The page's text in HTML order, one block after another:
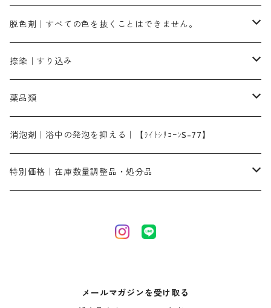
染料一覧ー500g入り
1kg
ピンクMB｜ピンク色
ローズMB｜鮮やかなピンク色）
スカイブルーMG｜緑みの空色
ターキスブルーHNG｜緑みの空色
ブラックMG（青みの黒色）
ネオホワイトR
片羽刷毛
洋型紙9番手｜中薄口｜約54cm×110cm
伸子
型洗いブラシ
芒硝｜綿・麻の染色に使用する。
アゾリン200％｜綿・麻・絹・羊毛・ナイロンの染色
レオニールEHC｜反応染料用
染料の浸透剤
ソルバライトS-70｜各種繊維の浸し染めに使用可能
染料の定着向上剤
ライトフィックスAコンク｜綿・麻もしくは直接染料で染めた素材
シルクフィックス３A｜絹の染料定着向上剤
アルカリ剤｜反応染料用
ソーダ灰
染料溶解剤
セレナゾールPDN｜各種染料の染料溶解剤
ネオポールB－300｜反応染料のソーピング剤
仕上げ剤｜柔軟・平滑剤
白場汚染防止剤
カルボキシメチルセルロース（CMC）
海藻系
たんぱく質系
化学糊（PVA）
防腐剤｜アルカリ性
脱色剤｜すべての色を抜くことはできません。
脱色剤
全体脱色｜ハイドロサルファイトコンク
部分脱色｜デグロリンSコンク
脱色助剤｜浸透・複色抑制剤
メイプロガムNP｜にじみ防止剤
アミラヂンD｜浸透・複色抑制剤
捺染｜すり込み
染料溶解剤｜染料の均一な浸透・吸着を補助する
捺染糊
メイプロガムNP（綿・麻・絹用｜直接・酸性・含金染料用）
白場汚染防止剤｜ソーピング剤｜水洗する際の再汚染防止剤
薬品類
ア行
カ行
消泡剤｜浴中の発泡を抑える｜【ﾗｲﾄｼﾘｺｰﾝS-77】
特別価格｜在庫数量調整品・処分品
メールマガジンを受け取る